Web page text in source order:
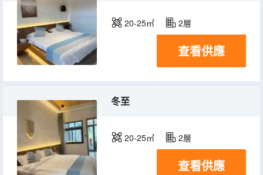
20-25㎡ 2層
查看供應
冬至
20-25㎡ 2層
查看供應